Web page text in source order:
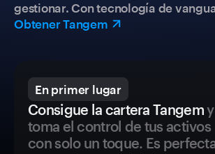
gestionar. Con tecnología de
Obtener Tangem
En primer lugar
Consigue la cartera Tangemy
toma el control de tus activos
con solo un toque. Es